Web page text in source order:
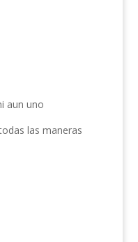
aun uno
las maneras